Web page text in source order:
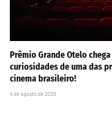
Prêmio Grande Otelo
curiosidades de uma das
cinema brasileiro!
4 de agosto de 2026